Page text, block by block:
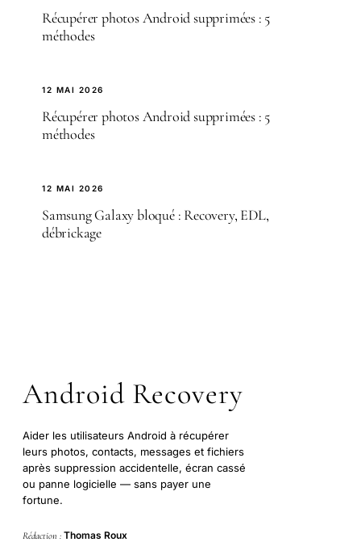
Récupérer photos Android supprimées : 5
méthodes
12 MAI 2026
Récupérer photos Android supprimées : 5
méthodes
12 MAI 2026
Samsung Galaxy bloqué : Recovery, EDL,
débrickage
Android Recovery
Aider les utilisateurs Android à récupérer
leurs photos, contacts, messages et fichiers
après suppression accidentelle, écran cassé
ou panne logicielle — sans payer une
fortune.
Rédaction : Thomas Roux